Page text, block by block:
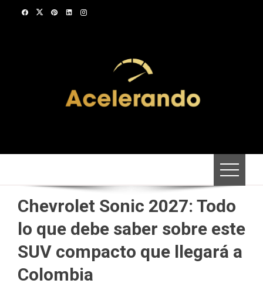
Chevrolet Sonic 2027: Todo
lo que debe saber sobre este
SUV compacto que llegará a
Colombia